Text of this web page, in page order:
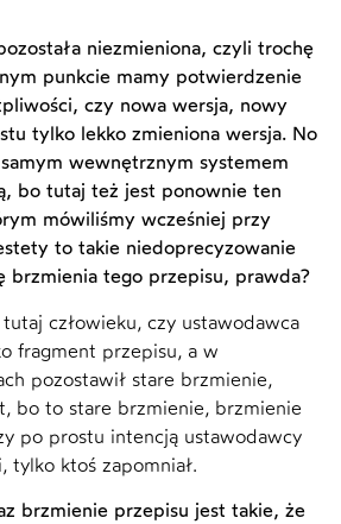
niezmieniona, czyli trochę
punkcie mamy potwierdzenie
czy nowa wersja, nowy
tylko lekko zmieniona wersja. No
wewnętrznym systemem
bo tutaj też jest ponownie ten
mówiliśmy wcześniej przy
to takie niedoprecyzowanie
brzmienia tego przepisu, prawda?
człowieku, czy ustawodawca
fragment przepisu, a w
pozostawił stare brzmienie,
bo to stare brzmienie, brzmienie
po prostu intencją ustawodawcy
tylko ktoś zapomniał.
brzmienie przepisu jest takie, że